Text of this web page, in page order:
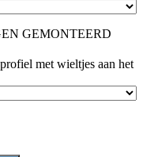
GEMONTEERD
met wieltjes aan het